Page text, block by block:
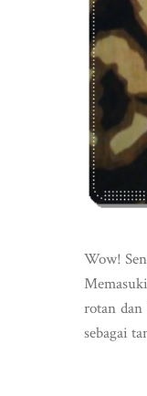
Wow!
rotan
sebagai